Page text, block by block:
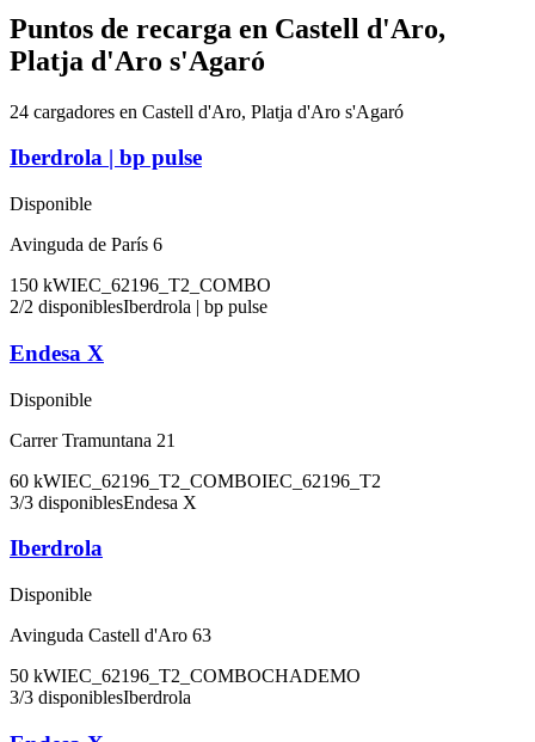
Puntos de recarga en Castell d'Aro,
Platja d'Aro s'Agaró
24 cargadores en Castell d'Aro, Platja d'Aro s'Agaró
Iberdrola | bp pulse
Disponible
Avinguda de París 6
150 kWIEC_62196_T2_COMBO
2/2 disponiblesIberdrola | bp pulse
Endesa X
Disponible
Carrer Tramuntana 21
60 kWIEC_62196_T2_COMBOIEC_62196_T2
3/3 disponiblesEndesa X
Iberdrola
Disponible
Avinguda Castell d'Aro 63
50 kWIEC_62196_T2_COMBOCHADEMO
3/3 disponiblesIberdrola